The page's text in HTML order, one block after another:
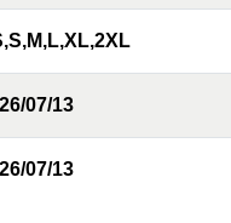
07/13
07/13